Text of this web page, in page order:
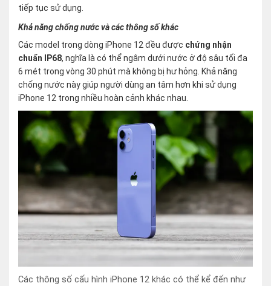
tiếp tục sử dụng.
Khả năng chống nước và các thông số khác
Các model trong dòng iPhone 12 đều được chứng nhận
chuẩn IP68, nghĩa là có thể ngâm dưới nước ở độ sâu tối đa
6 mét trong vòng 30 phút mà không bị hư hỏng. Khả năng
chống nước này giúp người dùng an tâm hơn khi sử dụng
iPhone 12 trong nhiều hoàn cảnh khác nhau.
Các thông số cấu hình iPhone 12 khác có thể kể đến như